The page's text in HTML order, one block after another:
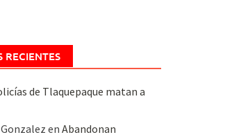
RECIENTES
de Tlaquepaque matan a
en Abandonan